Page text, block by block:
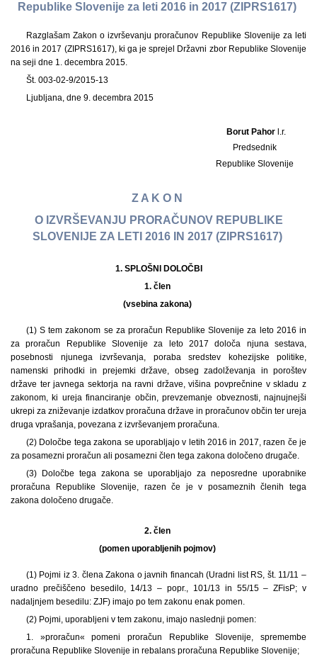
Republike Slovenije za leti 2016 in 2017 (ZIPRS1617)
Razglašam Zakon o izvrševanju proračunov Republike Slovenije za leti
2016 in 2017 (ZIPRS1617), ki ga je sprejel Državni zbor Republike Slovenije
na seji dne 1. decembra 2015.
Št. 003-02-9/2015-13
Ljubljana, dne 9. decembra 2015
Borut Pahorl.r.
Predsednik
Republike Slovenije
Z A K O N
O IZVRŠEVANJU PRORAČUNOV REPUBLIKE
SLOVENIJE ZA LETI 2016 IN 2017 (ZIPRS1617)
1. SPLOŠNI DOLOČBI
1. člen
(vsebina zakona)
(1) S tem zakonom se za proračun Republike Slovenije za leto 2016 in
za proračun Republike Slovenije za leto 2017 določa njuna sestava,
posebnosti njunega izvrševanja, poraba sredstev kohezijske politike,
namenski prihodki in prejemki države, obseg zadolževanja in poroštev
države ter javnega sektorja na ravni države, višina povprečnine v skladu z
zakonom, ki ureja financiranje občin, prevzemanje obveznosti, najnujnejši
ukrepi za zniževanje izdatkov proračuna države in proračunov občin ter ureja
druga vprašanja, povezana z izvrševanjem proračuna.
(2) Določbe tega zakona se uporabljajo v letih 2016 in 2017, razen če je
za posamezni proračun ali posamezni člen tega zakona določeno drugače.
(3) Določbe tega zakona se uporabljajo za neposredne uporabnike
proračuna Republike Slovenije, razen če je v posameznih členih tega
zakona določeno drugače.
2. člen
(pomen uporabljenih pojmov)
(1) Pojmi iz 3. člena Zakona o javnih financah (Uradni list RS, št. 11/11 –
uradno prečiščeno besedilo, 14/13 – popr., 101/13 in 55/15 – ZFisP; v
nadaljnjem besedilu: ZJF) imajo po tem zakonu enak pomen.
(2) Pojmi, uporabljeni v tem zakonu, imajo naslednji pomen:
1. »proračun« pomeni proračun Republike Slovenije, spremembe
proračuna Republike Slovenije in rebalans proračuna Republike Slovenije;